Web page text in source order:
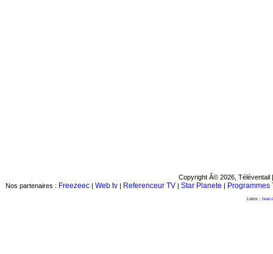
Copyright Â© 2026, Téléventail
Nos partenaires : Freezeec| Web tv| Referenceur TV| Star Planete | Programmes
Liens :